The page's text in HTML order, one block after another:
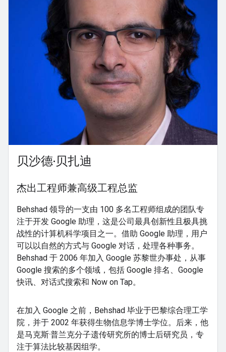
贝沙德·贝扎迪
杰出工程师兼高级工程总监
Behshad 领导的一支由 100 多名工程师组成的团队专
注于开发 Google 助理，这是公司最具创新性且极具挑
战性的计算机科学项目之一。借助 Google 助理，用户
可以以自然的方式与 Google 对话，处理各种事务。
Behshad 于 2006 年加入 Google 苏黎世办事处，从事
Google 搜索的多个领域，包括 Google 排名、Google
快讯、对话式搜索和 Now on Tap。
在加入 Google 之前，Behshad 毕业于巴黎综合理工学
院，并于 2002 年获得生物信息学博士学位。后来，他
是马克斯·普兰克分子遗传研究所的博士后研究员，专
注于算法比较基因组学。